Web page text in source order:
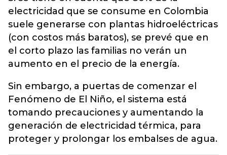
electricidad que se consume en Colombia
suele generarse con plantas hidroeléctricas
(con costos más baratos), se prevé que en
el corto plazo las familias no verán un
aumento en el precio de la energía.
Sin embargo, a puertas de comenzar el
Fenómeno de El Niño, el sistema está
tomando precauciones y aumentando la
generación de electricidad térmica, para
proteger y prolongar los embalses de agua.